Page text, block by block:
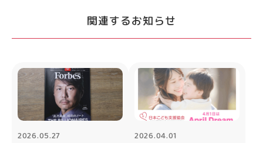
関連するお知らせ
2026.05.27 2026.04.01